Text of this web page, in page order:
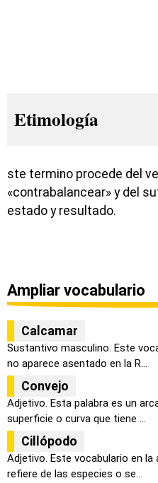
Etimología
ste termino procede del
«contrabalancear» y del
estado y resultado.
Ampliar vocabulario
Calcamar
Sustantivo masculino. Este
no aparece asentado en la R...
Convejo
Adjetivo. Esta palabra es un
superficie o curva que tiene ...
Cillópodo
Adjetivo. Este vocabulario en
refiere de las especies o se...